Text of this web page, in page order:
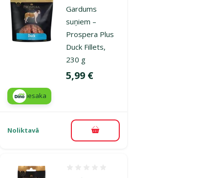
Gardums
suņiem –
Prospera Plus
Duck Fillets,
230 g
Cena
5,99 €
iesaka
Noliktavā Pievienot grozam